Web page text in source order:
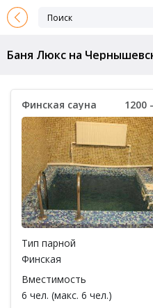
Баня Люкс на
Финская сауна 1200
Тип парной
Финская
Вместимость
6 чел. (макс. 6 чел.)